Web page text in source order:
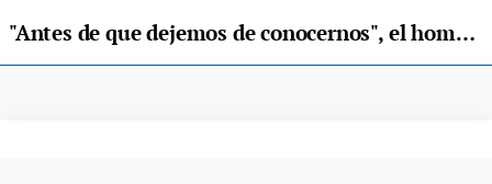
"Antes de que dejemos de conocernos", el homenaje de Fran Berán a los vecinos de Cangas de Onís